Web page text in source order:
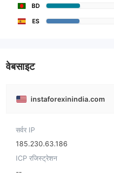
BD
ES
वेबसाइट
instaforexinindia.com
सर्वर IP
185.230.63.186
ICP रजिस्ट्रेशन
--